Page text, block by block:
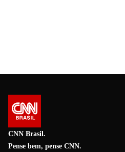
CNN Brasil.
Pense bem, pense CNN.